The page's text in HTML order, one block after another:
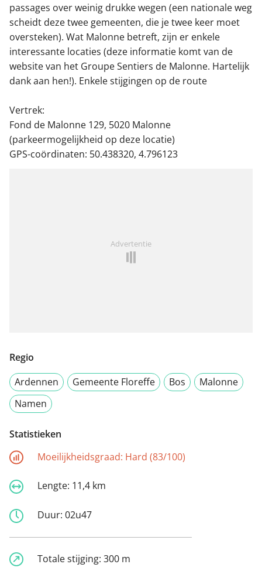
passages over weinig drukke wegen (een nationale weg
scheidt deze twee gemeenten, die je twee keer moet
oversteken). Wat Malonne betreft, zijn er enkele
interessante locaties (deze informatie komt van de
website van het Groupe Sentiers de Malonne. Hartelijk
dank aan hen!). Enkele stijgingen op de route
Vertrek:
Fond de Malonne 129, 5020 Malonne
(parkeermogelijkheid op deze locatie)
GPS-coördinaten: 50.438320, 4.796123
Advertentie
Regio
Ardennen
Gemeente Floreffe Bos
Malonne
Namen
Statistieken
Moeilijkheidsgraad: Hard (83/100)
Lengte: 11,4 km
Duur: 02u47
Totale stijging: 300 m